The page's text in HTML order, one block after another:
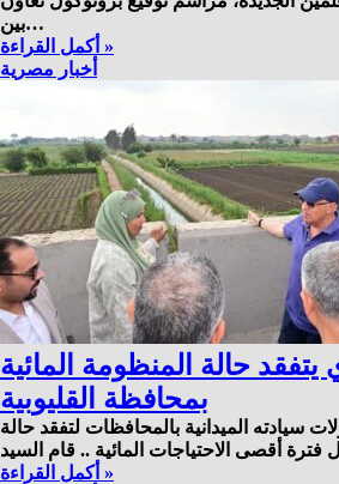
بين…
أكمل القراءة »
أخبار مصرية
يتفقد حالة المنظومة المائية
بمحافظة القليوبية
سيادته الميدانية بالمحافظات لتفقد حالة
أكمل القراءة »